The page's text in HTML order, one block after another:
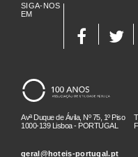
SIGA-NOS
EM
Avª Duque de Ávila, Nº 75, 1º Piso
1000-139 Lisboa - PORTUGAL
geral@hoteis-portugal.pt